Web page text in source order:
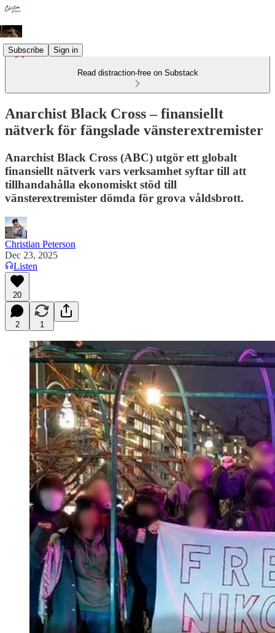
Subscribe Sign in
Read distraction-free on Substack
Anarchist Black Cross – finansiellt
nätverk för fängslade vänsterextremister
Anarchist Black Cross (ABC) utgör ett globalt
finansiellt nätverk vars verksamhet syftar till att
tillhandahålla ekonomiskt stöd till
vänsterextremister dömda för grova våldsbrott.
Christian Peterson
Dec 23, 2025
Listen
20
2 1